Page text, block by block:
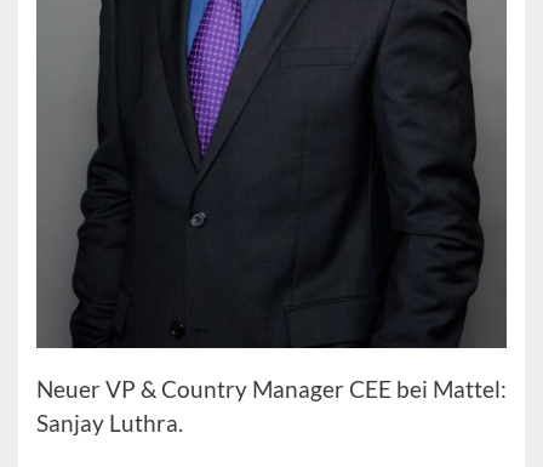
Neuer VP & Country Manager CEE bei Mattel:
Sanjay Luthra.